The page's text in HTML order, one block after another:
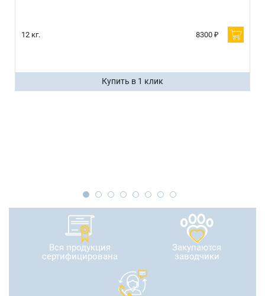
12 кг. 8300 ₽
Купить в 1 клик
Вся продукция
сертифицирована
Закупаются
заводчики